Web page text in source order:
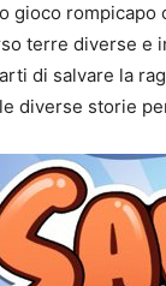
gioco rompicapo
terre diverse e
di salvare la
diverse storie